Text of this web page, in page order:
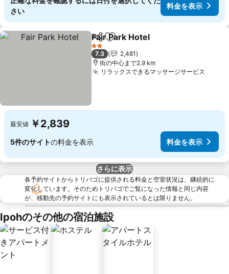
さい
料金を表示
シェアお気に入りに追加
Fair Park Hotel
2 ホテルのランク
7.3
2,481
街の中心まで2.9 km
リラックスできるマッサージサービス
最安値 ￥2,839
5件のサイトの料金を表示 料金を表示
さらに表示
各予約サイトからトリバゴに提供される料金と空室状況は、継続的に
変化しています。そのためトリバゴでご覧になった情報と同じ内容
が、移動先の予約サイトにも表示されているとは限りません。
Ipohのその他の宿泊施設